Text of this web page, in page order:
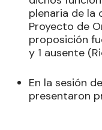
plenaria de la
Proyecto de
proposición
y 1 ausente
En la sesión
presentaron